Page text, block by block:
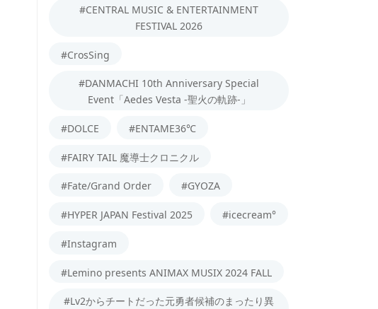
#CENTRAL MUSIC & ENTERTAINMENT
FESTIVAL 2026
#CrosSing
#DANMACHI 10th Anniversary Special
Event「Aedes Vesta -聖火の軌跡-」
#DOLCE #ENTAME36℃
#FAIRY TAIL 魔導士クロニクル
#Fate/Grand Order #GYOZA
#HYPER JAPAN Festival 2025 #icecream°
#Instagram
#Lemino presents ANIMAX MUSIX 2024 FALL
#Lv2からチートだった元勇者候補のまったり異